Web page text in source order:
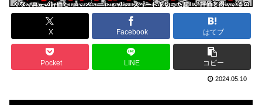
X Facebook はてブ
Pocket LINE コピー
2024.05.10